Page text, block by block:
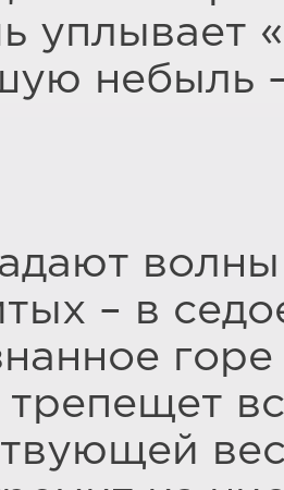
уплывает
небыль
– в
горе
трепещет